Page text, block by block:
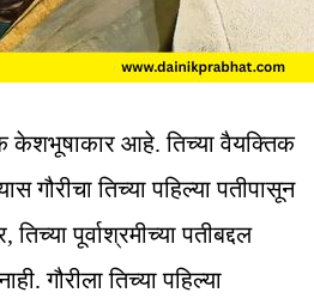
केशभूषाकार आहे. तिच्या वैयक्तिक
गौरीचा तिच्या पहिल्या पतीपासून
पूर्वाश्रमीच्या पतीबद्दल
गौरीला तिच्या पहिल्या